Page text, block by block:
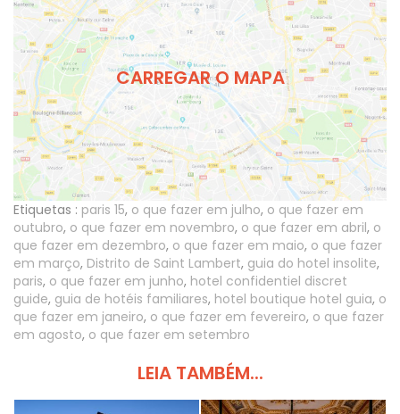
CARREGAR O MAPA
Etiquetas : paris 15, o que fazer em julho, o que fazer em
outubro, o que fazer em novembro, o que fazer em abril, o
que fazer em dezembro, o que fazer em maio, o que fazer
em março, Distrito de Saint Lambert, guia do hotel insolite,
paris, o que fazer em junho, hotel confidentiel discret
guide, guia de hotéis familiares, hotel boutique hotel guia, o
que fazer em janeiro, o que fazer em fevereiro, o que fazer
em agosto, o que fazer em setembro
LEIA TAMBÉM...